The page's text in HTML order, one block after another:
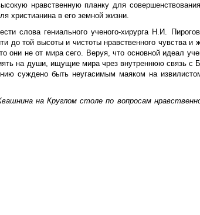
нравственную планку для
христианина в его земной жизни.
слова гениального ученого-хирурга Н.И.
той высоты и чистоты нравственного чувства и
они не от мира сего. Веруя, что основной идеал
на души, ищущие мира чрез внутреннюю связь с
суждено быть неугасимым маяком на
на Круглом столе по вопросам